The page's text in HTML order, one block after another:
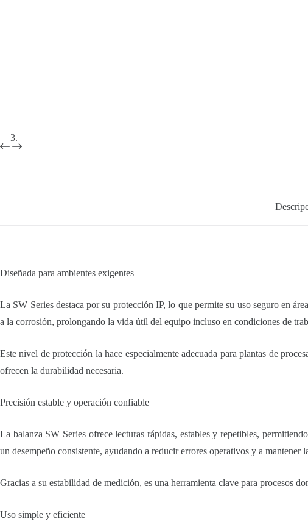
Diseñada para ambientes exigentes
La SW Series destaca por su protección IP, lo que permite su uso seguro en
a la corrosión, prolongando la vida útil del equipo incluso en condiciones de
Este nivel de protección la hace especialmente adecuada para plantas de
ofrecen la durabilidad necesaria.
Precisión estable y operación confiable
La balanza SW Series ofrece lecturas rápidas, estables y repetibles,
un desempeño consistente, ayudando a reducir errores operativos y a
Gracias a su estabilidad de medición, es una herramienta clave para procesos
Uso simple y eficiente